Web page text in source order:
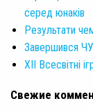
серед юнаків
Результати
Завершився
XII Всесвітні
Свежие